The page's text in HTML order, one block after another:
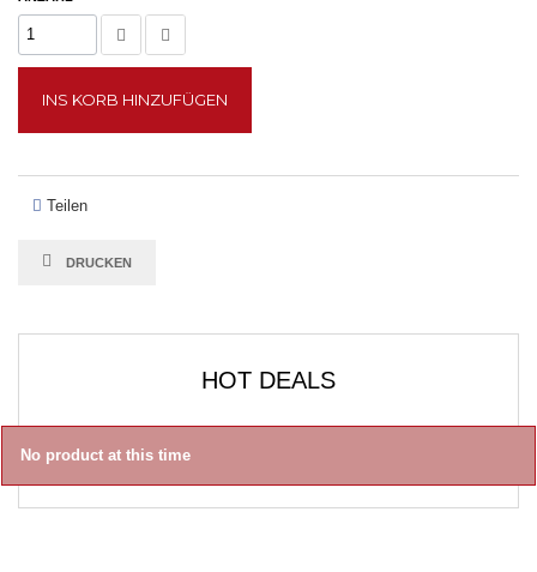
INS KORB HINZUFÜGEN
Teilen
DRUCKEN
HOT DEALS
No product at this time